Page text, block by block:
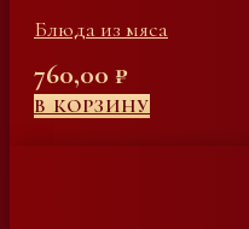
Блюда из мяса
760,00 ₽
В КОРЗИНУ